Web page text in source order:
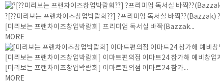
?[??미리보는 프랜차이즈창업박람회??] ?프리미엄 독서실 바짝??(Bazzak)
[미리보는 프랜차이즈창업박람회] 프리미엄 독서실 바짝(Bazzak...
MORE
[미리보는 프랜차이즈창업박람회] 이마트편의점 이마트24 참가해 예비창업
[미리보는 프랜차이즈창업박람회] 이마트편의점 이마트24 참가...
MORE